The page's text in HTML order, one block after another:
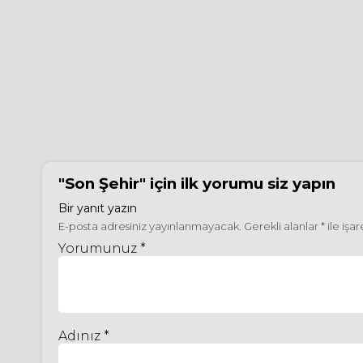
"Son Şehir" için ilk yorumu siz yapın
Bir yanıt yazın
E-posta adresiniz yayınlanmayacak. Gerekli alanlar* ile
Yorumunuz *
Adınız *